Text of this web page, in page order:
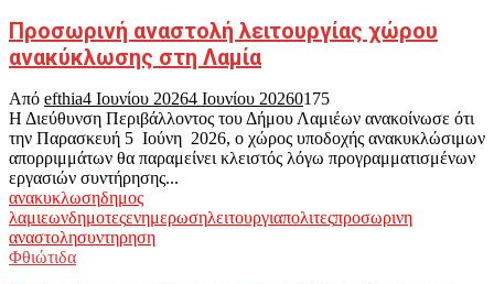
Προσωρινή αναστολή λειτουργίας χώρου
ανακύκλωσης στη Λαμία
Από efthia4 Ιουνίου 20264 Ιουνίου 20260175
Η Διεύθυνση Περιβάλλοντος του Δήμου Λαμιέων ανακοίνωσε ότι
την Παρασκευή 5 Ιούνη 2026, ο χώρος υποδοχής ανακυκλώσιμων
απορριμμάτων θα παραμείνει κλειστός λόγω προγραμματισμένων
εργασιών συντήρησης...
ανακυκλωσηδημος
λαμιεωνδημοτεςενημερωσηλειτουργιαπολιτεςπροσωρινη
αναστολησυντηρηση
Φθιώτιδα